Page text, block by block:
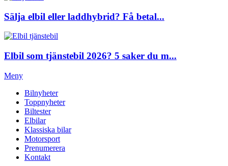
Sälja elbil eller laddhybrid? Få betal...
Elbil som tjänstebil 2026? 5 saker du m...
Meny
Bilnyheter
Toppnyheter
Biltester
Elbilar
Klassiska bilar
Motorsport
Prenumerera
Kontakt